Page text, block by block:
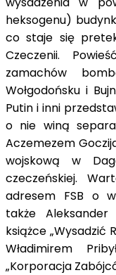
heksogenu)
co staje się
Czeczenii.
zamachów
Wołgodońsku i
Putin i inni
o nie winą
Aczemezem
wojskową w
czeczeńskiej.
adresem FSB o
także
książce „Wysadzić
Władimirem
„Korporacja